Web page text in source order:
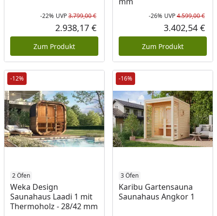
Rabatt in Prozent
-22%
Ursprünglicher Preis
UVP3.799,00 €
Aktueller Preis
2.938,17 €
Zum Produkt
-26% UVP4.599,00 €
3.402,54 €
Zum Produkt
-12%
2 Öfen
Weka Design
Saunahaus Laadi 1 mit
Thermoholz - 28/42 mm
-16%
3 Öfen
Karibu Gartensauna
Saunahaus Angkor 1